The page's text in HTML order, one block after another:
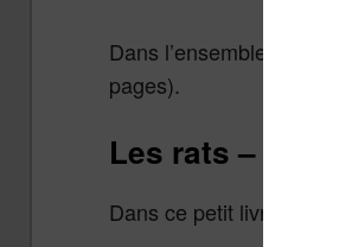
Dans l’ensemble, je
pages).
Les rats –
Dans ce petit livre, des